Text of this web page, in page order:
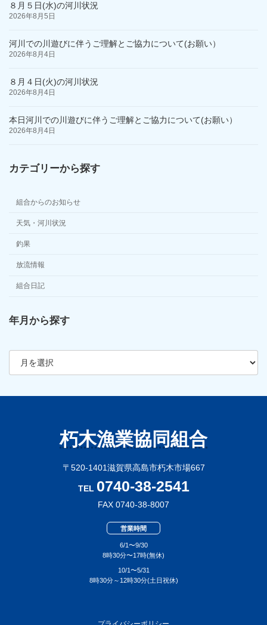
８月５日(水)の河川状況
2026年8月5日
河川での川遊びに伴うご理解とご協力について(お願い）
2026年8月4日
８月４日(火)の河川状況
2026年8月4日
本日河川での川遊びに伴うご理解とご協力について(お願い）
2026年8月4日
カテゴリーから探す
組合からのお知らせ
天気・河川状況
釣果
放流情報
組合日記
年月から探す
ア
朽木漁業協同組合
〒520-1401滋賀県高島市朽木市場667
TEL 0740-38-2541
FAX 0740-38-8007
営業時間
6/1〜9/30
8時30分〜17時(無休)
10/1〜5/31
8時30分～12時30分(土日祝休)